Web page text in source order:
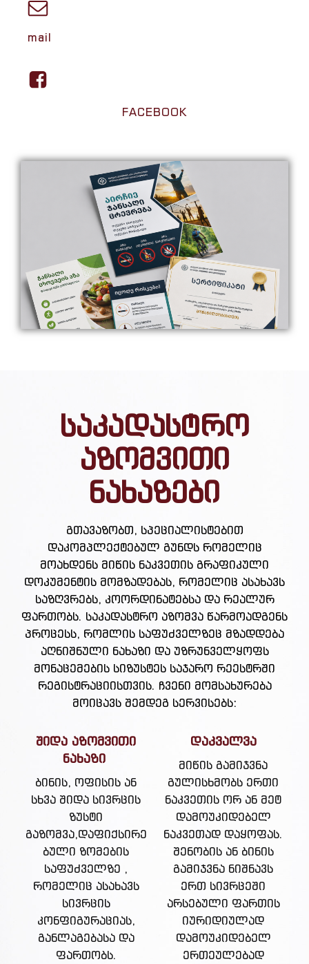
mail
FACEBOOK
საკადასტრო
აზომვითი
ნახაზები
გთავაზობთ, სპეციალისტებით
დაკომპლექტებულ გუნდს რომელიც
მოახდენს მიწის ნაკვეთის გრაფიკული
დოკუმენტის მომზადებას, რომელიც ასახავს
საზღვრებს, კოორდინატებსა და რეალურ
ფართობს. საკადასტრო აზომვა წარმოადგენს
პროცესს, რომლის საფუძველზეც მზადდება
აღნიშნული ნახაზი და უზრუნველყოფს
მონაცემების სიზუსტეს საჯარო რეესტრში
რეგისტრაციისთვის. ჩვენი მომსახურება
მოიცავს შემდეგ სერვისებს:
შიდა აზომვითი
ნახაზი
ბინის, ოფისის ან
სხვა შიდა სივრცის
ზუსტი
გაზომვა,დაფიქსირე
ბული ზომების
საფუძველზე ,
რომელიც ასახავს
სივრცის
კონფიგურაციას,
განლაგებასა და
ფართობს.
დაკვალვა
მიწის გამიჯვნა
გულისხმობს ერთი
ნაკვეთის ორ ან მეტ
დამოუკიდებელ
ნაკვეთად დაყოფას.
შენობის ან ბინის
გამიჯვნა ნიშნავს
ერთ სივრცეში
არსებული ფართის
იურიდიულად
დამოუკიდებელ
ერთეულებად